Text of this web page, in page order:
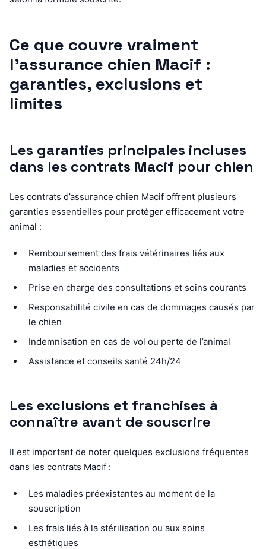
Ce que couvre vraiment
l’assurance chien Macif :
garanties, exclusions et
limites
Les garanties principales incluses
dans les contrats Macif pour chien
Les contrats d’assurance chien Macif offrent plusieurs
garanties essentielles pour protéger efficacement votre
animal :
Remboursement des frais vétérinaires liés aux
maladies et accidents
Prise en charge des consultations et soins courants
Responsabilité civile en cas de dommages causés par
le chien
Indemnisation en cas de vol ou perte de l’animal
Assistance et conseils santé 24h/24
Les exclusions et franchises à
connaître avant de souscrire
Il est important de noter quelques exclusions fréquentes
dans les contrats Macif :
Les maladies préexistantes au moment de la
souscription
Les frais liés à la stérilisation ou aux soins
esthétiques